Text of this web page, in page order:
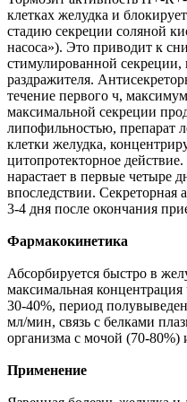
клетках желудка и
стадию секреции соляной
насоса»). Это приводит к
стимулированной
раздражителя.
течение первого ч,
максимальной секреции
липофильностью, препарат
клетки желудка,
цитопротекторное
нарастает в первые четыре
впоследствии. Секреторная
3-4 дня после окончания
Фармакокинетика
Абсорбируется быстро в
максимальная концентрация
30-40%, период
мл/мин, связь с белками
организма с мочой (70-
Применение